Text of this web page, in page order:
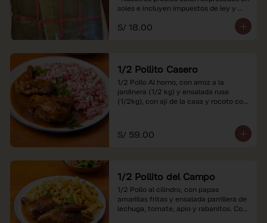
soles e incluyen impuestos de ley y
S/ 18.00
1/2 Pollito Casero
1/2 Pollo Al horno, con arroz a la
jardinera (1/2 kg) y ensalada rusa
(1/2kg), con aji de la casa y rocoto con
*Nuestros precios están expresados en
soles e incluyen impuestos de ley y
S/ 59.00
1/2 Pollito del Campo
1/2 Pollo al cilindro, con papas
amarillas fritas y ensalada parrillera de
lechuga, tomate, apio y rabanitos. Con